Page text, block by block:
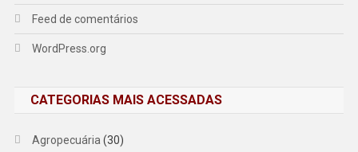
Feed de comentários
WordPress.org
CATEGORIAS MAIS ACESSADAS
Agropecuária (30)